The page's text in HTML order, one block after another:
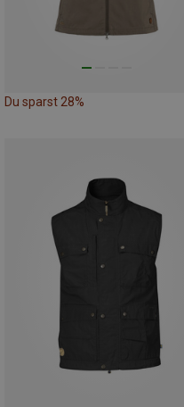
Du sparst 28%